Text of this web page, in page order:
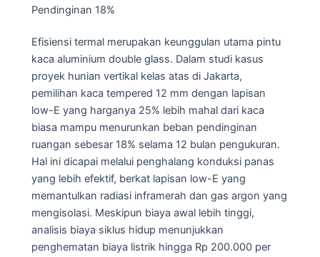
Pendinginan 18%
Efisiensi termal merupakan keunggulan utama pintu
kaca aluminium double glass. Dalam studi kasus
proyek hunian vertikal kelas atas di Jakarta,
pemilihan kaca tempered 12 mm dengan lapisan
low-E yang harganya 25% lebih mahal dari kaca
biasa mampu menurunkan beban pendinginan
ruangan sebesar 18% selama 12 bulan pengukuran.
Hal ini dicapai melalui penghalang konduksi panas
yang lebih efektif, berkat lapisan low-E yang
memantulkan radiasi inframerah dan gas argon yang
mengisolasi. Meskipun biaya awal lebih tinggi,
analisis biaya siklus hidup menunjukkan
penghematan biaya listrik hingga Rp 200.000 per